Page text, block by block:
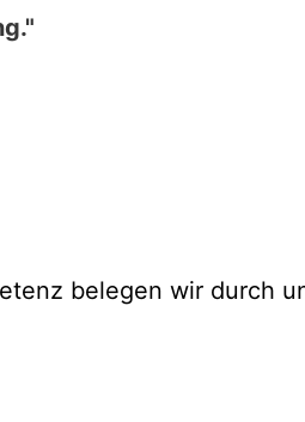
belegen wir durch